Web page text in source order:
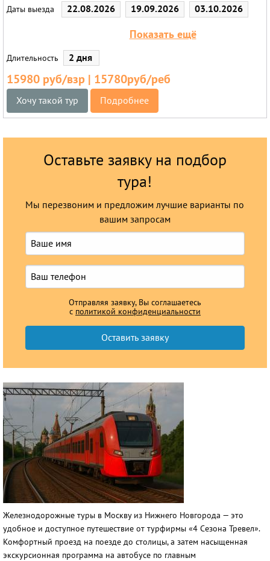
Даты выезда 22.08.2026 19.09.2026
03.10.2026
05.12.2026
Показать ещё
Длительность 2 дня
15980 руб/взр | 15780руб/реб
Хочу такой тур Подробнее
Оставьте заявку на подбор
тура!
Мы перезвоним и предложим лучшие варианты по
вашим запросам
Отправляя заявку, Вы соглашаетесь
с политикой конфиденциальности
Железнодорожные туры в Москву из Нижнего Новгорода — это
удобное и доступное путешествие от турфирмы «4 Сезона Тревел».
Комфортный проезд на поезде до столицы, а затем насыщенная
экскурсионная программа на автобусе по главным